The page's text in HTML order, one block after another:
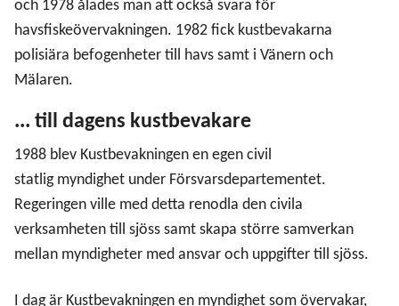
och 1978 ålades man att också svara för
havsfiskeövervakningen. 1982 fick kustbevakarna
polisiära befogenheter till havs samt i Vänern och
Mälaren.
... till dagens kustbevakare
1988 blev Kustbevakningen en egen civil
statlig myndighet under Försvarsdepartementet.
Regeringen ville med detta renodla den civila
verksamheten till sjöss samt skapa större samverkan
mellan myndigheter med ansvar och uppgifter till sjöss.
I dag är Kustbevakningen en myndighet som övervakar,